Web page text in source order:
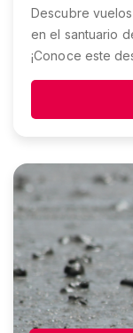
Descubre
en el santuario
¡Conoce este